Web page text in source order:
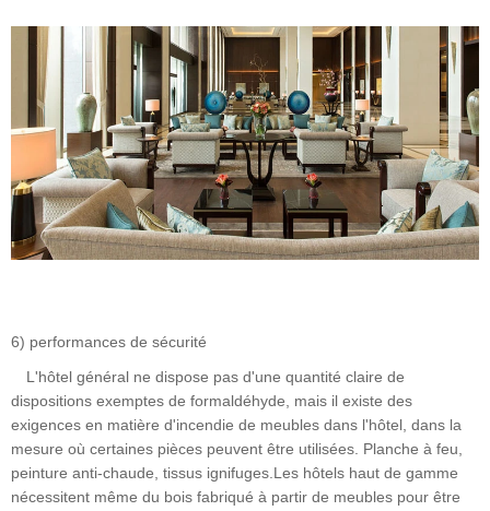
6) performances de sécurité
L'hôtel général ne dispose pas d'une quantité claire de
dispositions exemptes de formaldéhyde, mais il existe des
exigences en matière d'incendie de meubles dans l'hôtel, dans la
mesure où certaines pièces peuvent être utilisées. Planche à feu,
peinture anti-chaude, tissus ignifuges.Les hôtels haut de gamme
nécessitent même du bois fabriqué à partir de meubles pour être